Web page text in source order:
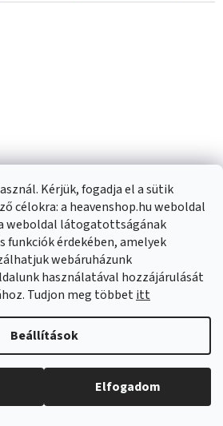
Kérjük, fogadja el a sütik
célokra: a heavenshop.hu weboldal
weboldal látogatottságának
funkciók érdekében, amelyek
webáruházunk
használatával hozzájárulását
Tudjon meg többetitt
Beállítások
Elfogadom
cm,
Rea Neox Pro,
lefolyócsatorna 80 cm
forgószifonnal, arany
matt, REA-G2740
Külső raktáron (>20 db
32 800 Ft